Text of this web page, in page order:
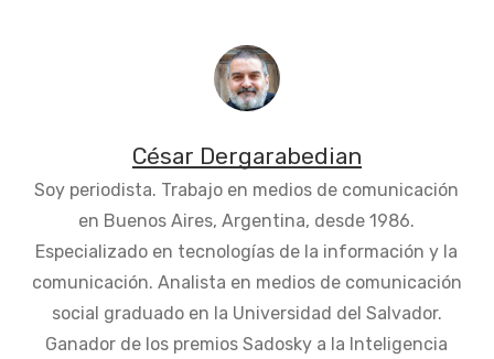
César Dergarabedian
Soy periodista. Trabajo en medios de comunicación
en Buenos Aires, Argentina, desde 1986.
Especializado en tecnologías de la información y la
comunicación. Analista en medios de comunicación
social graduado en la Universidad del Salvador.
Ganador de los premios Sadosky a la Inteligencia